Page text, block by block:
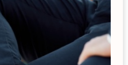
(UX-Konzeption,
Grafikdesign)
Design und Logo-